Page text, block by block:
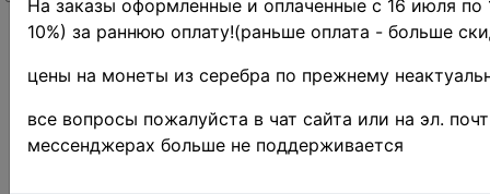
Home» Stamps»
COMMONWEALTH
»
острова(Багамы)
Багамы
На заказы оформленные и оплаченные с 16 июля по
10%) за раннюю оплату!(раньше оплата - больше
цены на монеты из серебра по прежнему
все вопросы пожалуйста в чат сайта или на эл.
мессенджерах больше не поддерживается